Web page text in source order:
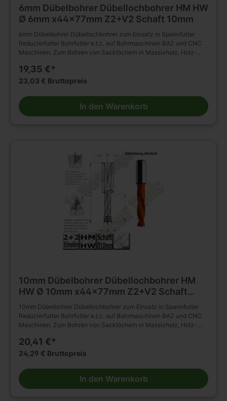
6mm Dübelbohrer Dübellochbohrer HM HW
Ø 6mm x44x77mm Z2+V2 Schaft 10mm
6mm Dübelbohrer Dübellochbohrer zum Einsatz in Spannfutter
Reduzierfutter Bohrfutter e.t.c. auf Bohrmaschinen BAZ und CNC
Maschinen. Zum Bohren von Sacklöchern in Massivholz, Holz-
HM Bohrer ) D=6mm L2=44mm L1=77mm Rechtslauf Schaft
10x30mm ohne Rückenführung. Massiver Hartmetall Schneidkopf
Vorschneidern. Vergrößerter Rückenfreischliff. Spiralteil
kunststoffbeschichtet. Zylinderschaft mit Spannfläche und
Tiefeneinstellschraube. Zum Einsatz im Spannfutter,
19,35 €*
23,03 € Bruttopreis
In den Warenkorb
10mm Dübelbohrer Dübellochbohrer HM
HW Ø 10mm x44x77mm Z2+V2 Schaft
10mm L.
10mm Dübelbohrer Dübellochbohrer zum Einsatz in Spannfutter
Reduzierfutter Bohrfutter e.t.c. auf Bohrmaschinen BAZ und CNC
Maschinen. Zum Bohren von Sacklöchern in Massivholz, Holz-
HM Bohrer ) D=10mm L2=44mm L1=77mm Linkslauf Schaft
10x30mm ohne Rückenführung. Massiver Hartmetall Schneidkopf
Vorschneidern. Vergrößerter Rückenfreischliff. Spiralteil
kunststoffbeschichtet. Zylinderschaft mit Spannfläche und
Tiefeneinstellschraube. Zum Einsatz im Spannfutter,
20,41 €*
24,29 € Bruttopreis
In den Warenkorb